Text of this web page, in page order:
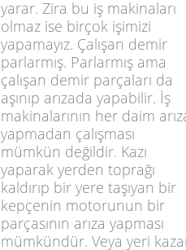
yarar. Zira bu iş makinaları
olmaz ise birçok işimizi
yapamayız. Çalışan demir
parlarmış. Parlarmış ama
çalışan demir parçaları da
aşınıp arızada yapabilir. İş
makinalarının her daim
yapmadan çalışması
mümkün değildir. Kazı
yaparak yerden toprağı
kaldırıp bir yere taşıyan bir
kepçenin motorunun bir
parçasının arıza yapması
mümkündür. Veya yeri